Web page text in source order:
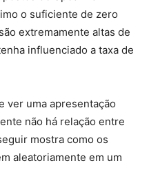
o suficiente de zero
extremamente altas de
influenciado a taxa de
ver uma apresentação
não há relação entre
mostra como os
aleatoriamente em um